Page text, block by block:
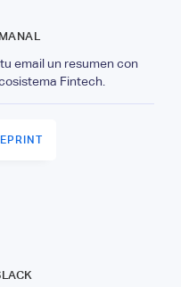
email un resumen con
Fintech.